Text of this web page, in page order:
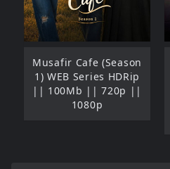
Musafir Cafe (Season
1) WEB Series HDRip
|| 100Mb || 720p ||
1080p